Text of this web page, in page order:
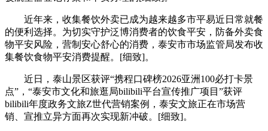
近年来，收集餐饮外卖已成为越来越多市平易近日常就餐
的便利选择。为切实守护泛博消费者的饮食平安，防备外卖食
物平安风险，营制安心舒心的消费，泰安市市场监管局发布收
集餐饮食物平安消费提醒。[细致]。
近日，泰山景区获评“携程口碑榜2026亚洲100必打卡景
点”，“泰安市文化和旅逛局bilibili平台宣传推广项目”获评
bilibili年度政务文旅Z世代营销案例，泰安文旅正在市场营
销、宣推立异方面再次实现新冲破。[细致]。